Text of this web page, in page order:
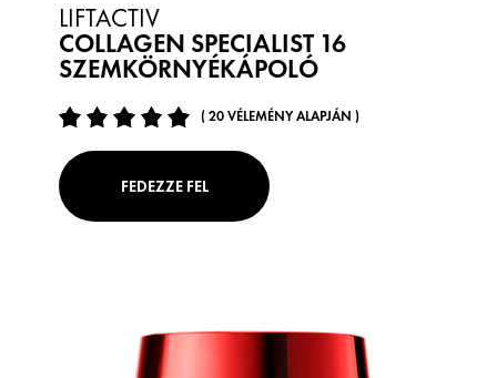
LIFTACTIV
COLLAGEN SPECIALIST 16
SZEMKÖRNYÉKÁPOLÓ
( 20 VÉLEMÉNY ALAPJÁN )
FEDEZZE FEL